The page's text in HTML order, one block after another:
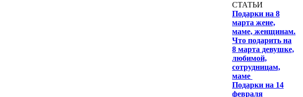
СТАТЬИ
Подарки на 8
марта жене,
маме, женщинам.
Что подарить на
8 марта девушке,
любимой,
сотрудницам,
маме
Подарки на 14
февраля